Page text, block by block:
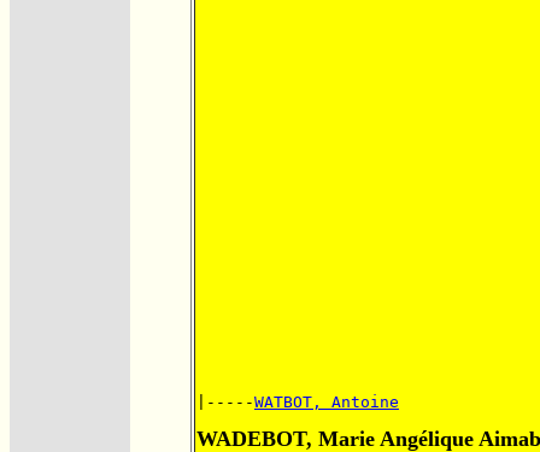
|-----WATBOT, Antoine
WADEBOT, Marie Angélique